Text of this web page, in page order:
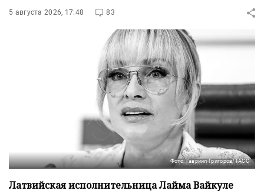
5 августа 2026, 17:48 83
Фото: Гавриил Григоров/ТАСС
Латвийская исполнительница Лайма Вайкуле